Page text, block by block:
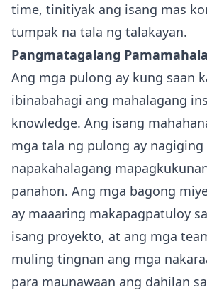
time, tinitiyak ang isang mas
tumpak na tala ng talakayan.
Pangmatagalang
Ang mga pulong ay kung saan
ibinabahagi ang mahalagang
knowledge. Ang isang
mga tala ng pulong ay nagiging
napakahalagang
panahon. Ang mga bagong
ay maaaring makapagpatuloy
isang proyekto, at ang mga
muling tingnan ang mga
para maunawaan ang dahilan